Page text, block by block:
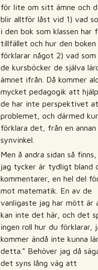
för lite om sitt ämne och
blir alltför låst vid 1) vad
i den bok som klassen har
tillfället och hur den boken
förklarar något 2) vad
de kursböcker de själva
ämnet ifrån. Då kommer
mycket pedagogik att
de har inte perspektivet
problemet, och därmed
förklara det, från en annan
synvinkel.
Men å andra sidan så
jag tycker är tydligt bland
kommentarer, en hel del
mot matematik. En av de
vanligaste jag har mött är
kan inte det här, och det
ingen roll hur du förklarar,
kommer ändå inte kunna
detta.” Behöver jag då
det syns lång väg att